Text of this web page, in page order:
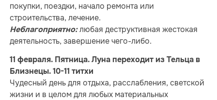
покупки, поездки, начало ремонта или
строительства, лечение.
Неблагоприятно:любая деструктивная жестокая
деятельность, завершение чего-либо.
11 февраля. Пятница. Луна переходит из Тельца в
Близнецы. 10-11 титхи
Чудесный день для отдыха, расслабления, светской
жизни и в целом для любых материальных